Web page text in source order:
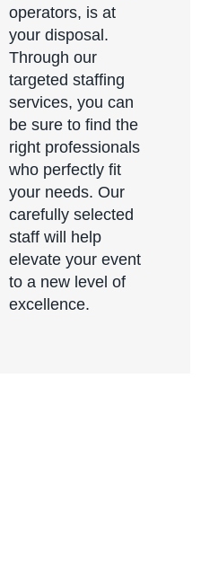
operators, is at
your disposal.
Through our
targeted staffing
services, you can
be sure to find the
right professionals
who perfectly fit
your needs. Our
carefully selected
staff will help
elevate your event
to a new level of
excellence.